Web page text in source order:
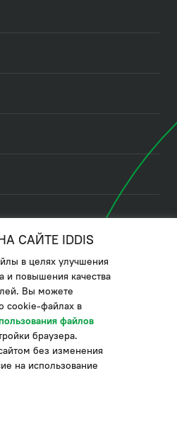
файлов cookies
обработки ПДн
цепочкой поставки
"НСЛС"
за собой право в любой момент
дизайн и характеристики
его качество.
САЙТЕ IDDIS
в целях улучшения
и повышения качества
Вы можете
cookie-файлах в
файлов
браузера.
без изменения
на использование